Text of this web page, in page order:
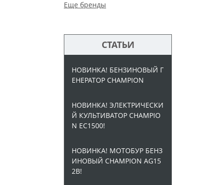
Еще бренды
СТАТЬИ
НОВИНКА! БЕНЗИНОВЫЙ Г
ЕНЕРАТОР CHAMPION
НОВИНКА! ЭЛЕКТРИЧЕСКИ
Й КУЛЬТИВАТОР CHAMPIO
N EC1500!
НОВИНКА! МОТОБУР БЕНЗ
ИНОВЫЙ CHAMPION AG15
2B!